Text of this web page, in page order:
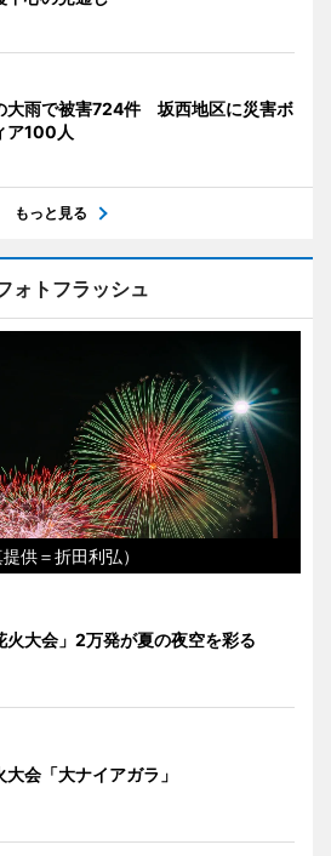
大雨で被害724件 坂西地区に災害ボ
ア100人
もっと見る
ォトフラッシュ
供＝折田利弘）
火大会」2万発が夏の夜空を彩る
大会「大ナイアガラ」